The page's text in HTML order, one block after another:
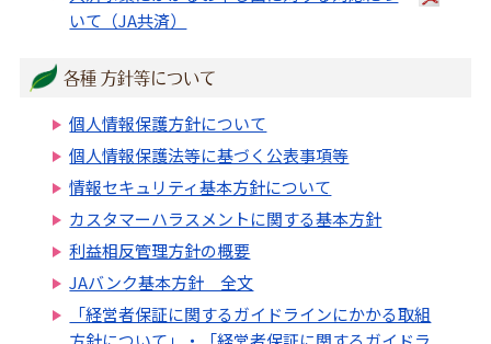
いて（JA共済）
各種 方針等について
個人情報保護方針について
個人情報保護法等に基づく公表事項等
情報セキュリティ基本方針について
カスタマーハラスメントに関する基本方針
利益相反管理方針の概要
JAバンク基本方針 全文
「経営者保証に関するガイドラインにかかる取組